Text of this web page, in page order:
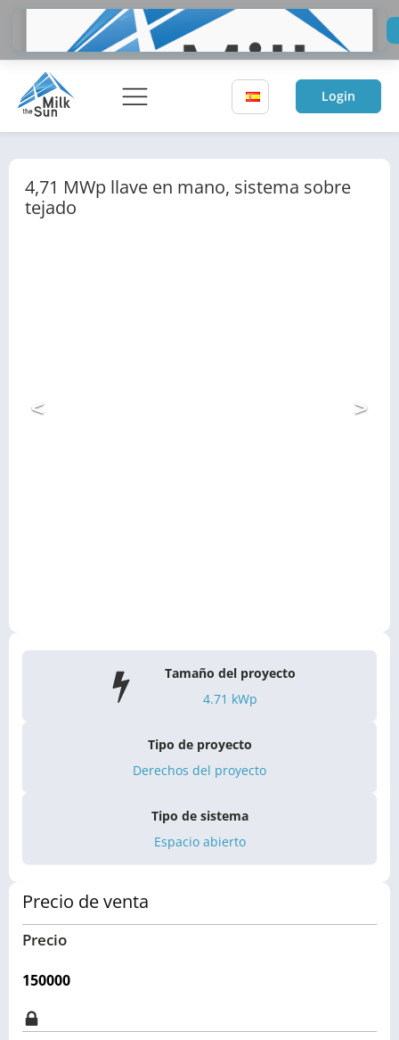
Login
4,71 MWp llave en mano, sistema sobre
tejado
< >
Tamaño del proyecto
4.71 kWp
Tipo de proyecto
Derechos del proyecto
Tipo de sistema
Espacio abierto
Precio de venta
Precio
150000